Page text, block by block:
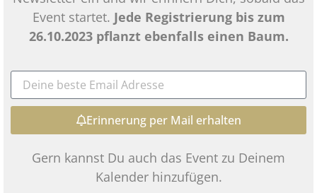
Event startet. Jede Registrierung bis zum
26.10.2023 pflanzt ebenfalls einen Baum.
Erinnerung per Mail erhalten
Gern kannst Du auch das Event zu Deinem
Kalender hinzufügen.